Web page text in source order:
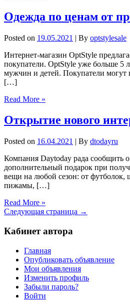
Одежда по ценам от
Posted on 19.05.2021 | By optstylesale
Интернет-магазин OptStyle
покупатели. OptStyle уже больше 5
мужчин и детей. Покупатели могут
[…]
Read More »
Открытие нового
Posted on 16.04.2021 | By dtodayru
Компания Daytoday рада сообщить
дополнительный подарок при
вещи на любой сезон: от футболок,
пижамы, […]
Read More »
Следующая страница →
Кабинет автора
Главная
Опубликовать объявление
Мои объявления
Изменить профиль
Забыли пароль?
Войти